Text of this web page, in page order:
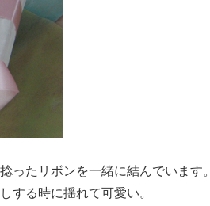
ったリボンを一緒に結んでいます。
する時に揺れて可愛い。